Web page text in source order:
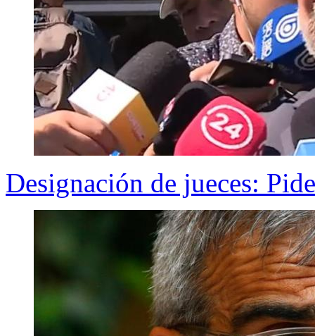
Designación de jueces: